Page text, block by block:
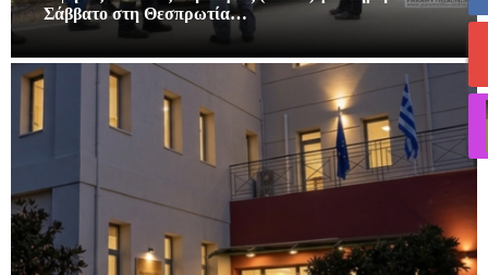
Σάββατο στη Θεσπρωτία…